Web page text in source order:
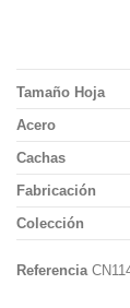
Tamaño Hoja
Acero
Cachas
Fabricación
Colección
Referencia